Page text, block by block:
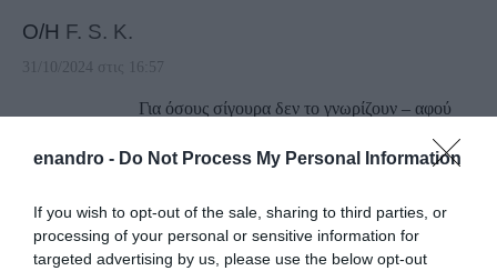
enandro - Do Not Process My Personal Information
If you wish to opt-out of the sale, sharing to third parties, or
processing of your personal or sensitive information for
targeted advertising by us, please use the below opt-out
Ο/Η F. S. K.
31/10/2024 στις 16:57
Για όσους σίγουρα δεν το γνωρίζουν – αφού
έντεχνα “θάφτηκε” από τον νυν και τότε (2014-
2019) δήμαρχο – στην αγαθή μου πρόθεση να
στην βέλτιστη από κάθε άποψη χωροθέτηση
του – αναγκαίου μετά το 2011 – νέου ΧΥΤΥ ,